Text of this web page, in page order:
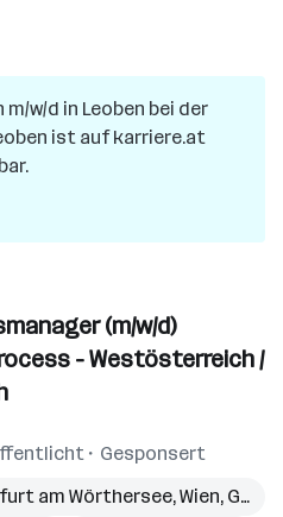
m/w/d in Leoben bei der
ist auf karriere.at
(m/w/d)
- Westösterreich /
Gesponsert
am Wörthersee,Wien, Graz